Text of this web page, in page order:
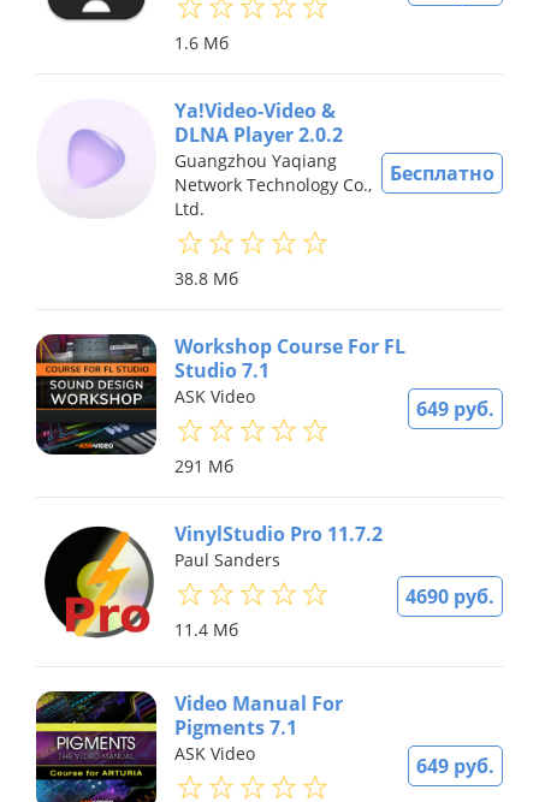
1.6 Мб
Бесплатно
Ya!Video-Video &
DLNA Player 2.0.2
Guangzhou Yaqiang
Network Technology Co.,
Ltd.
38.8 Мб
649 руб.
Workshop Course For FL
Studio 7.1
ASK Video
291 Мб
4690 руб.
VinylStudio Pro 11.7.2
Paul Sanders
11.4 Мб
649 руб.
Video Manual For
Pigments 7.1
ASK Video